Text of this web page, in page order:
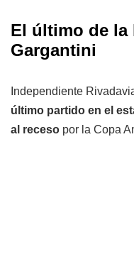
El último de la
Gargantini
Independiente
último partido en el
al receso por la Copa